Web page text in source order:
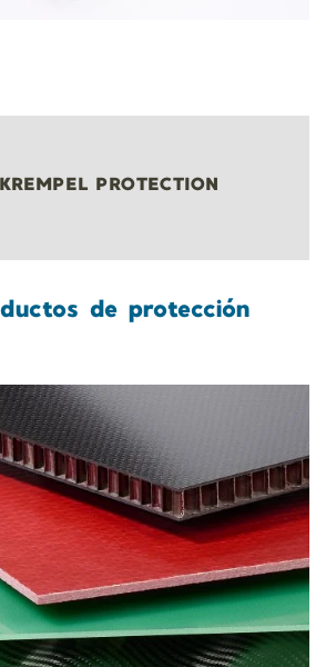
PROTECTION
de protección